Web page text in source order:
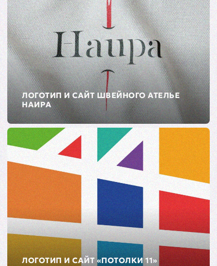
ЛОГОТИП И САЙТ ШВЕЙНОГО АТЕЛЬЕ
НАИРА
ЛОГОТИП И САЙТ «ПОТОЛКИ 11»